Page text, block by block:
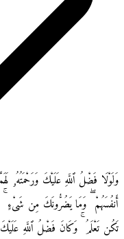
وَلَوْلَا فَضْلُ ٱللَّهِ عَلَيْكَ
أَنفُسَهُمْ ۖ وَمَا يَضُرُّونَكَ مِن شَىْءٍ
تَكُن تَعْلَمُ ۚ وَكَانَ فَضْلُ ٱللَّهِ